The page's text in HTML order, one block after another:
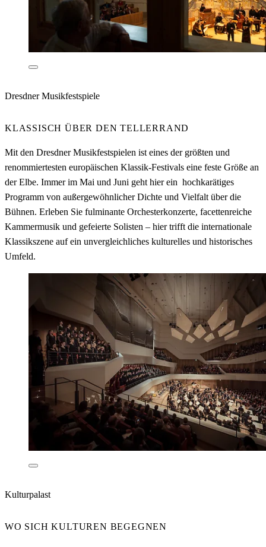
Dresdner Musikfestspiele
KLASSISCH ÜBER DEN TELLERRAND
Mit den Dresdner Musikfestspielen ist eines der größten und
renommiertesten europäischen Klassik-Festivals eine feste Größe an
der Elbe. Immer im Mai und Juni geht hier ein hochkarätiges
Programm von außergewöhnlicher Dichte und Vielfalt über die
Bühnen. Erleben Sie fulminante Orchesterkonzerte, facettenreiche
Kammermusik und gefeierte Solisten – hier trifft die internationale
Klassikszene auf ein unvergleichliches kulturelles und historisches
Umfeld.
Kulturpalast
WO SICH KULTUREN BEGEGNEN